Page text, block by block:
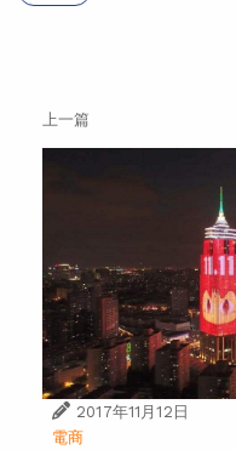
上一篇
2017年11月12日
電商